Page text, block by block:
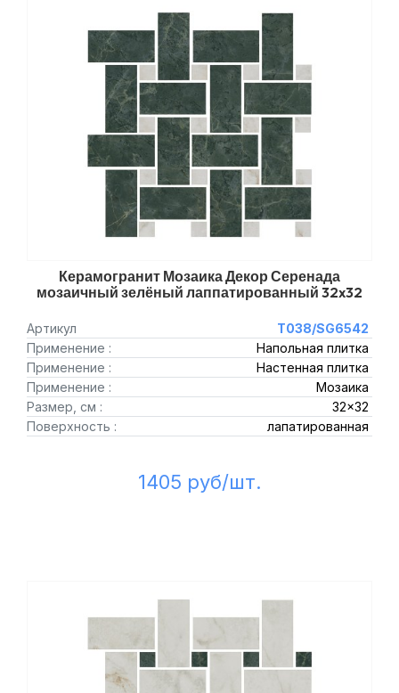
Керамогранит Мозаика Декор Серенада
мозаичный зелёный лаппатированный 32x32
Артикул
T038/SG6542
Применение :
Напольная плитка
Применение :
Настенная плитка
Применение :
Мозаика
Размер, см :
32x32
Поверхность :
лапатированная
1405 руб/шт.